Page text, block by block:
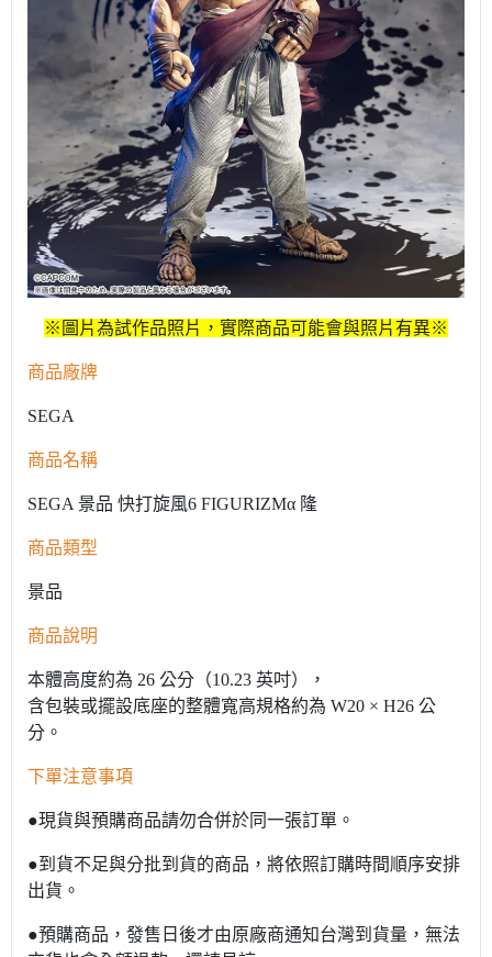
※圖片為試作品照片，實際商品可能會與照片有異※
商品廠牌
SEGA
商品名稱
SEGA 景品 快打旋風6 FIGURIZMα 隆
商品類型
景品
商品說明
本體高度約為 26 公分（10.23 英吋），
含包裝或擺設底座的整體寬高規格約為 W20 × H26 公
分。
下單注意事項
●現貨與預購商品請勿合併於同一張訂單。
●到貨不足與分批到貨的商品，將依照訂購時間順序安排
出貨。
●預購商品，發售日後才由原廠商通知台灣到貨量，無法